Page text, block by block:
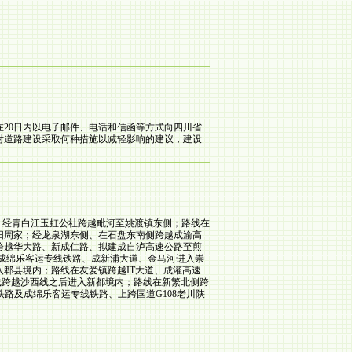
日内以电子邮件、电话和信函等方式向四川省
路建设采取何种措施以减轻影响的建议，建设
青白江玉虹公社跨越毗河至姚渡镇东侧；路线在
家；经龙泉湖东侧、在石盘东南侧跨越成渝高
华大路、新成仁路、拟建成自泸高速公路至煎
绵乐客运专线铁路、成新浦大道、金马河进入崇
县境内；路线在友爱镇跨越IT大道、成灌高速
越沙西线之后进入新都境内；路线在新繁北侧跨
及成绵乐客运专线铁路、上跨国道G108老川陕